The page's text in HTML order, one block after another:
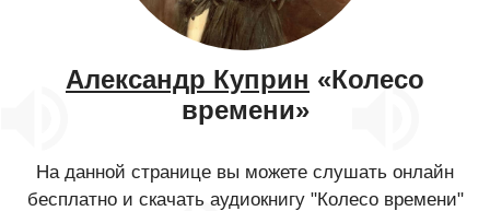
Александр Куприн «Колесо
времени»
На данной странице вы можете слушать онлайн
бесплатно и скачать аудиокнигу "Колесо времени"